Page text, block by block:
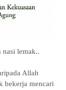
nasi lemak..
Allah
bekerja mencari